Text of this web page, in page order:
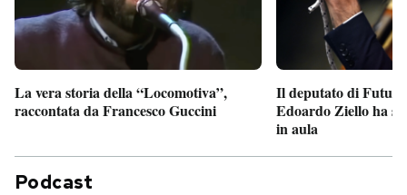
La vera storia della “Locomotiva”,
raccontata da Francesco Guccini
Il deputato di
Edoardo Ziello ha
in aula
Podcast